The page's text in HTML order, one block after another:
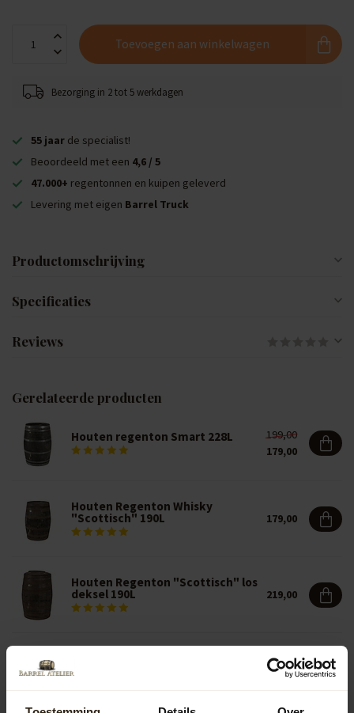
Toevoegen aan winkelwagen
Bezorging in 2 tot 5 werkdagen
55 jaar de specialist!
Beoordeeld met een 4,6 / 5
47.000+ regentonnen en kuipen geleverd
Levering met eigen Barrel Truck
Productomschrijving
Specificaties
Reviews
Gerelateerde producten
Houten regenton Smart 228L
199,00
179,00
Houten Regenton Whisky
"Scottisch" 190L 179,00
Houten Regenton "Scottisch" los
deksel 190L 219,00
regenton Black Edition 190L 211,50